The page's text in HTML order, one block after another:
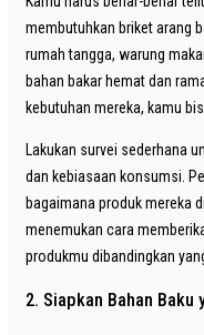
membutuhkan briket arang
rumah tangga, warung
bahan bakar hemat dan
kebutuhan mereka, kamu
Lakukan survei sederhana
dan kebiasaan konsumsi.
bagaimana produk mereka
menemukan cara
produkmu dibandingkan
2. Siapkan Bahan Baku